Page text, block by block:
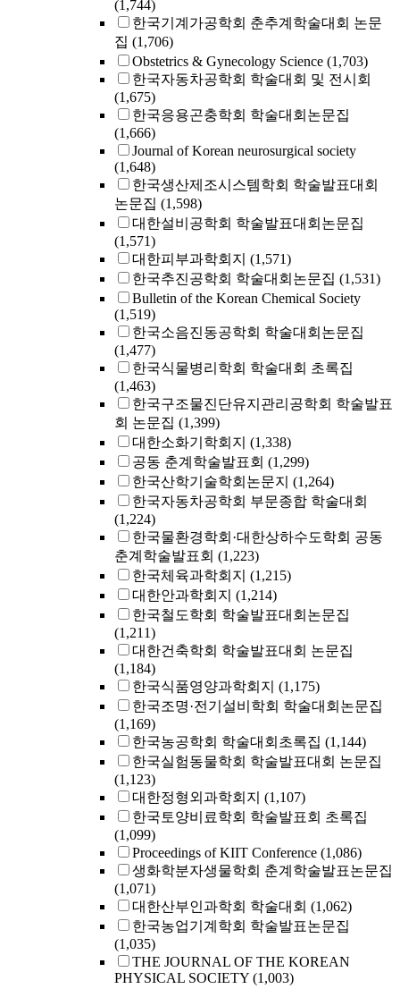
(1,744)
한국기계가공학회 춘추계학술대회 논문
집 (1,706)
Obstetrics & Gynecology Science (1,703)
한국자동차공학회 학술대회 및 전시회
(1,675)
한국응용곤충학회 학술대회논문집
(1,666)
Journal of Korean neurosurgical society
(1,648)
한국생산제조시스템학회 학술발표대회
논문집 (1,598)
대한설비공학회 학술발표대회논문집
(1,571)
대한피부과학회지 (1,571)
한국추진공학회 학술대회논문집 (1,531)
Bulletin of the Korean Chemical Society
(1,519)
한국소음진동공학회 학술대회논문집
(1,477)
한국식물병리학회 학술대회 초록집
(1,463)
한국구조물진단유지관리공학회 학술발표
회 논문집 (1,399)
대한소화기학회지 (1,338)
공동 춘계학술발표회 (1,299)
한국산학기술학회논문지 (1,264)
한국자동차공학회 부문종합 학술대회
(1,224)
한국물환경학회·대한상하수도학회 공동
춘계학술발표회 (1,223)
한국체육과학회지 (1,215)
대한안과학회지 (1,214)
한국철도학회 학술발표대회논문집
(1,211)
대한건축학회 학술발표대회 논문집
(1,184)
한국식품영양과학회지 (1,175)
한국조명·전기설비학회 학술대회논문집
(1,169)
한국농공학회 학술대회초록집 (1,144)
한국실험동물학회 학술발표대회 논문집
(1,123)
대한정형외과학회지 (1,107)
한국토양비료학회 학술발표회 초록집
(1,099)
Proceedings of KIIT Conference (1,086)
생화학분자생물학회 춘계학술발표논문집
(1,071)
대한산부인과학회 학술대회 (1,062)
한국농업기계학회 학술발표논문집
(1,035)
THE JOURNAL OF THE KOREAN
PHYSICAL SOCIETY (1,003)